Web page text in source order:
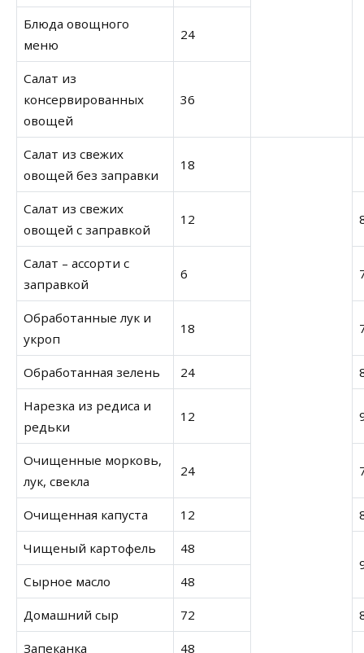
Блюда овощного
меню
24
Салат из
консервированных
овощей
36
Салат из свежих
овощей без заправки
18
Салат из свежих
овощей с заправкой
12
Салат – ассорти с
заправкой
6
Обработанные лук и
укроп
18
Обработанная зелень 24
Нарезка из редиса и
редьки
12
Очищенные морковь,
лук, свекла
24
Очищенная капуста 12
Чищеный картофель
48
Сырное масло
48
Домашний сыр 72
Запеканка 48